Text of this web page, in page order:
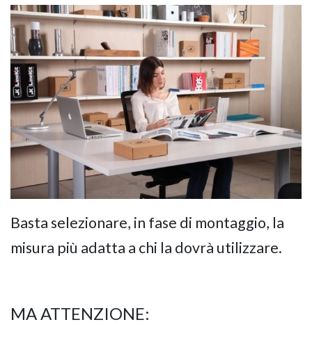
Basta selezionare, in fase di montaggio, la
misura più adatta a chi la dovrà utilizzare.
MA ATTENZIONE: